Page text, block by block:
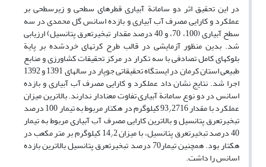
در این تحقیق اثر دو سامانة آبیاری قطره‏ای سطحی و زیر‏سطحی بر
عملکرد و کارایی مصرف آب آبیاری و بازده اسانس گل محمدی در سه
سطح آبیاری (100، 70، و 40 درصد مقدار تبخیر‌تعرق پتانسیل) ارزیابی
شد. بدین منظور آزمایشی در قالب طرح کرت‏های خردشده بر پایة
بلوک‏های کامل تصادفی با سه تکرار در مرکز تحقیقات کشاورزی و منابع
طبیعی استان کرمان در ایستگاه تحقیقاتی جوپار در سال‏های 1391 و 1392
اجرا شد. نتایج نشان داد عملکرد و کارایی مصرف آب آبیاری و بازده
اسانس در دو نوع سامانة آبیاری تفاوت معنا‏دار ندارند. بالاترین میزان
عملکرد با مقدار 93 / 2716 کیلوگرم در هکتار مربوط به تیمار 100 درصد
تبخیرتعرق پتانسیل و بالا‏ترین کارایی مصرف آب آبیاری مربوط به تیمار
40 درصد تبخیرتعرق پتانسیل، با میزان 14 / 2 کیلوگرم بر متر مکعب در
هکتار بود. همچنین تیمار70 درصد تبخیرتعرق پتانسیل بالاترین بازده
اسانس را داشت.